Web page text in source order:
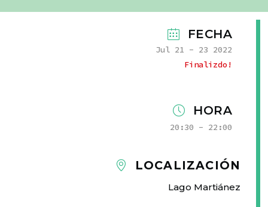
FECHA
Jul 21 - 23 2022
Finalizdo!
HORA
20:30 - 22:00
LOCALIZACIÓN
Lago Martiánez